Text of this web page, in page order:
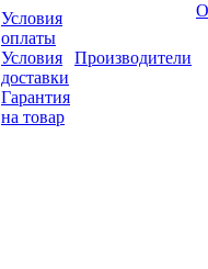
Условия
оплаты
Условия
доставки
Гарантия
на товар
Производители